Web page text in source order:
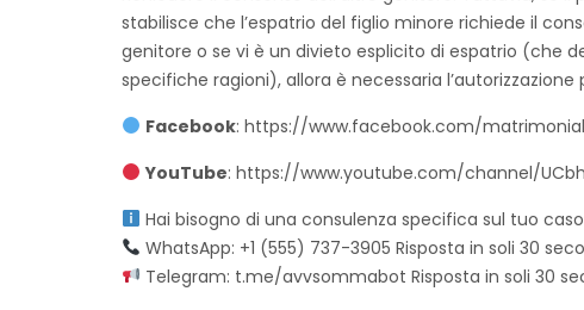
stabilisce che l’espatrio del figlio minore richiede il
genitore o se vi è un divieto esplicito di espatrio (che
specifiche ragioni), allora è necessaria l’autorizzazione
Facebook: https://www.facebook.com/
YouTube: https://www.youtube.com/channel/
Hai bisogno di una consulenza specifica sul tuo
WhatsApp: +1 (555) 737-3905 Risposta in soli 30
Telegram: t.me/avvsommabot Risposta in soli 30